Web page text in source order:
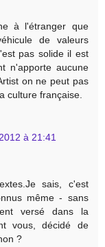
à l'étranger que
de valeurs
pas solide il est
n'apporte aucune
on ne peut pas
culture française.
à 21:41
sais, c'est
même - sans
versé dans la
vous, décidé de
?